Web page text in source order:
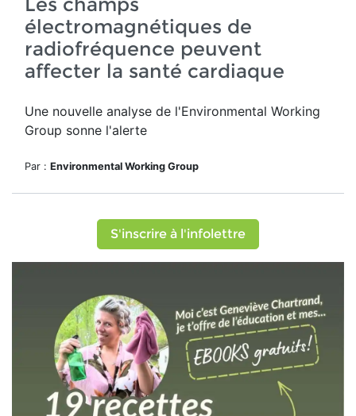
électromagnétiques de
radiofréquence peuvent
affecter la santé cardiaque
Une nouvelle analyse de l'Environmental Working
Group sonne l'alerte
Par : Environmental Working Group
S'inscrire à l'infolettre